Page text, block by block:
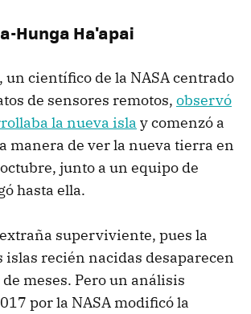
Hunga Ha'apai
, un científico de la NASA centrado
de sensores remotos, observó
la nueva isla y comenzó a
manera de ver la nueva tierra en
junto a un equipo de
hasta ella.
superviviente, pues la
islas recién nacidas desaparecen
meses. Pero un análisis
por la NASA modificó la